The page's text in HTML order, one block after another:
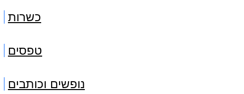
כשרות
טפסים
נופשים וכותבים